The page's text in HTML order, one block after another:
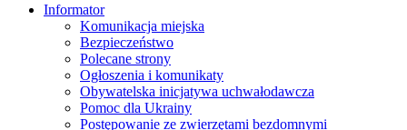
Informator
Komunikacja miejska
Bezpieczeństwo
Polecane strony
Ogłoszenia i komunikaty
Obywatelska inicjatywa uchwałodawcza
Pomoc dla Ukrainy
Postępowanie ze zwierzętami bezdomnymi